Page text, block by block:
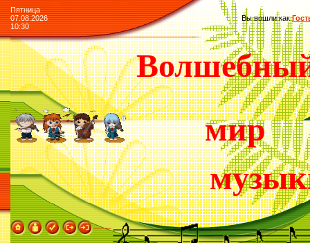
Пятница
07.08.2026
10:30
Вы вошли как
мир